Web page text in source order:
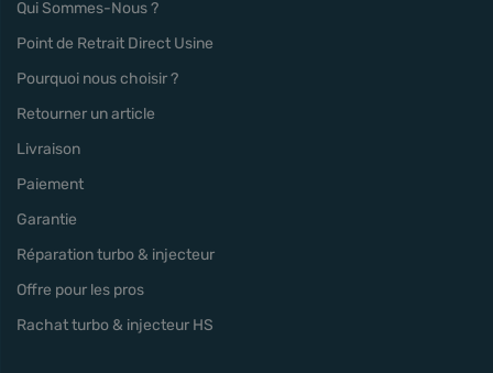
Qui Sommes-Nous ?
Point de Retrait Direct Usine
Pourquoi nous choisir ?
Retourner un article
Livraison
Paiement
Garantie
Réparation turbo & injecteur
Offre pour les pros
Rachat turbo & injecteur HS